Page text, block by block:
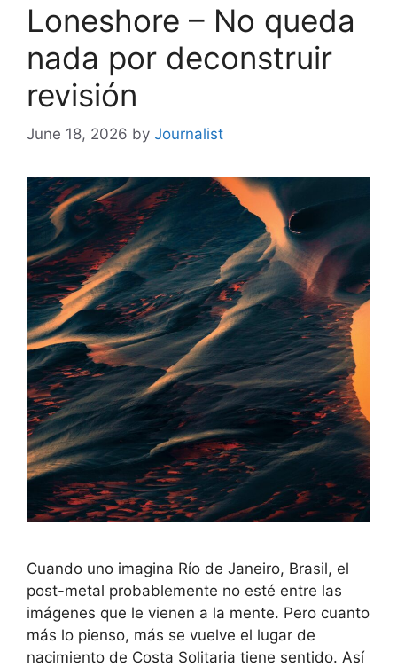
Loneshore – No queda
nada por deconstruir
revisión
June 18, 2026 by Journalist
Cuando uno imagina Río de Janeiro, Brasil, el
post-metal probablemente no esté entre las
imágenes que le vienen a la mente. Pero cuanto
más lo pienso, más se vuelve el lugar de
nacimiento de Costa Solitaria tiene sentido. Así